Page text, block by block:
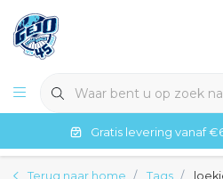
Gratis levering vanaf
Terug naar home Tags